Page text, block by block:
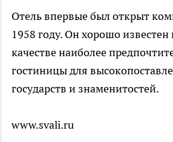
Отель впервые был открыт
1958 году. Он хорошо известен
качестве наиболее
гостиницы для
государств и знаменитостей.
www.svali.ru